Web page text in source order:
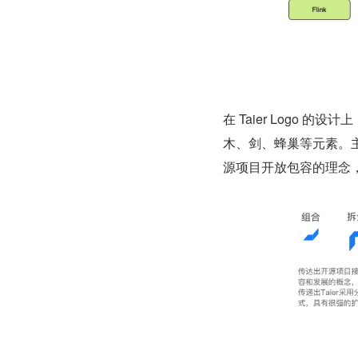
在 Taier Logo 的设计
木、剑、蜂巢等元素。
源项⽬开放包容的理